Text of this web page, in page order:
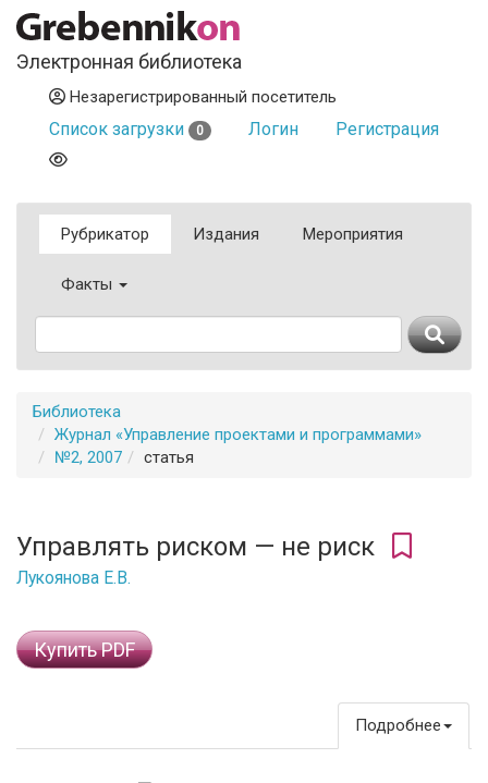
Электронная библиотека
Незарегистрированный посетитель
Список загрузки 0 Логин Регистрация
Рубрикатор Издания Мероприятия
Факты
Библиотека
Журнал «Управление проектами и программами»
№2, 2007
статья
Управлять риском — не риск
Лукоянова Е.В.
Купить PDF
Подробнее